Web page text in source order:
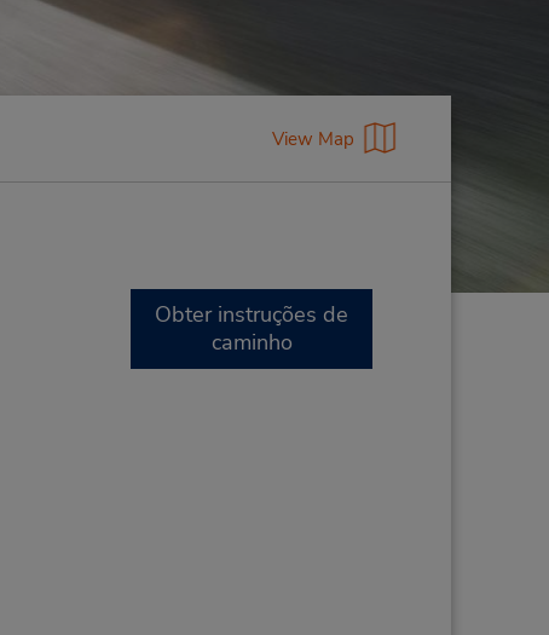
View Map
Obter instruções de
caminho